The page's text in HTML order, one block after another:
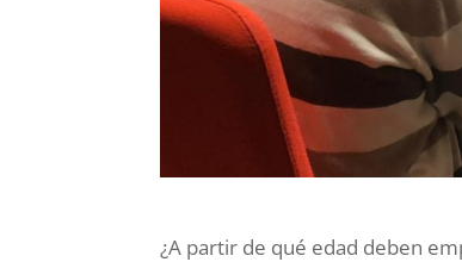
¿A partir de qué edad deben